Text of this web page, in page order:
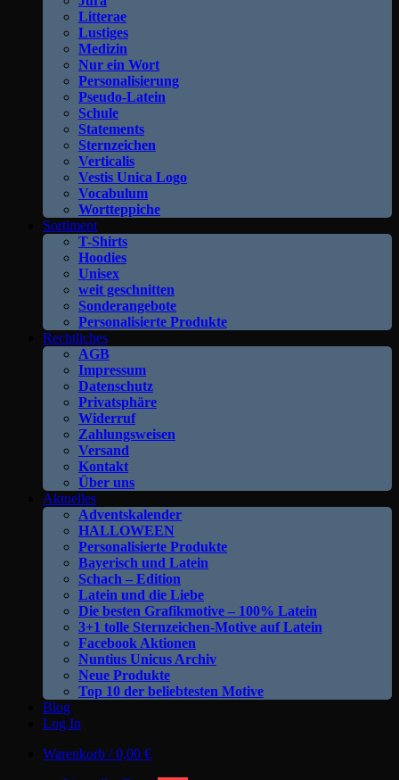
Litterae
Lustiges
Medizin
Nur ein Wort
Personalisierung
Pseudo-Latein
Schule
Statements
Sternzeichen
Verticalis
Vestis Unica Logo
Vocabulum
Wortteppiche
Sortiment
T-Shirts
Hoodies
Unisex
weit geschnitten
Sonderangebote
Personalisierte Produkte
Rechtliches
AGB
Impressum
Datenschutz
Privatsphäre
Widerruf
Zahlungsweisen
Versand
Kontakt
Über uns
Aktuelles
Adventskalender
HALLOWEEN
Personalisierte Produkte
Bayerisch und Latein
Schach – Edition
Latein und die Liebe
Die besten Grafikmotive – 100% Latein
3+1 tolle Sternzeichen-Motive auf Latein
Facebook Aktionen
Nuntius Unicus Archiv
Neue Produkte
Top 10 der beliebtesten Motive
Blog
Log In
Warenkorb /0,00 €